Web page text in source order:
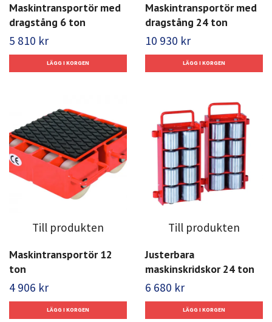
Maskintransportör med
dragstång 6 ton
5 810 kr
Maskintransportör med
dragstång 24 ton
10 930 kr
Till produkten
Maskintransportör 12
ton
4 906 kr
Till produkten
Justerbara
maskinskridskor 24 ton
6 680 kr